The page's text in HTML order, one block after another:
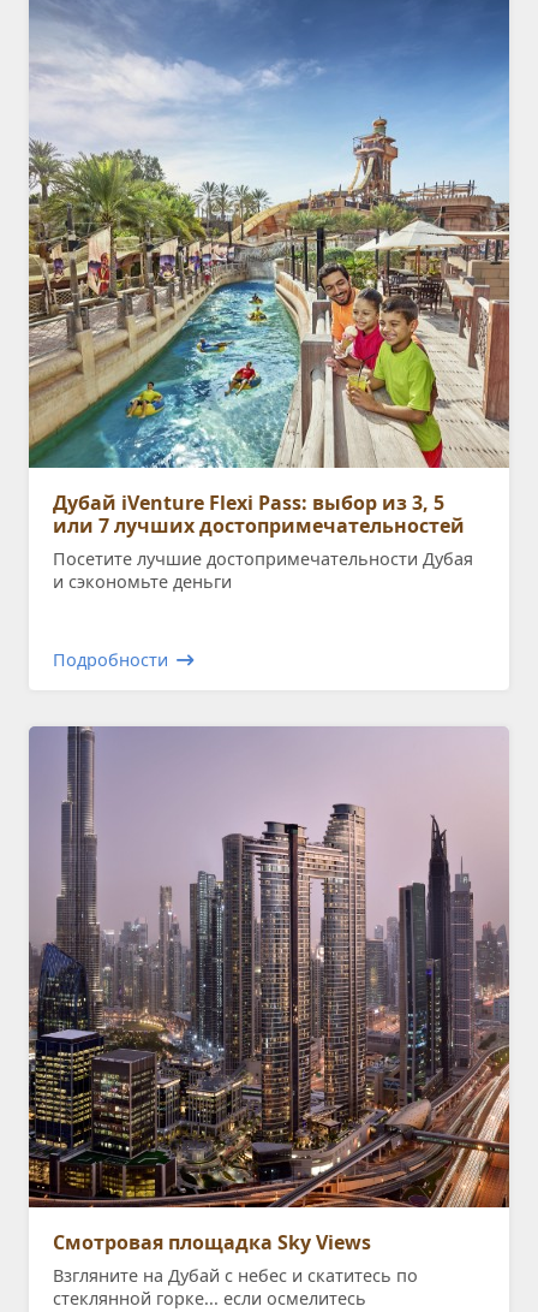
Дубай iVenture Flexi Pass: выбор из 3, 5
или 7 лучших достопримечательностей
Посетите лучшие достопримечательности Дубая
и сэкономьте деньги
Подробности
Смотровая площадка Sky Views
Взгляните на Дубай с небес и скатитесь по
стеклянной горке... если осмелитесь